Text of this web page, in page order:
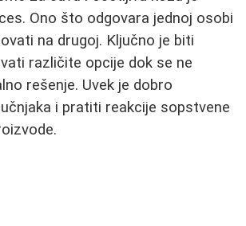
Ono što odgovara jednoj osobi
na drugoj. Ključno je biti
različite opcije dok se ne
rešenje. Uvek je dobro
i pratiti reakcije sopstvene